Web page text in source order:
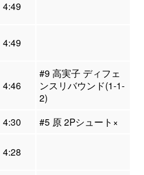
4:49
4:49
4:46
#9 高実子 ディフェ
ンスリバウンド(1-1-
2)
4:30
#5 原 2Pシュート×
4:28